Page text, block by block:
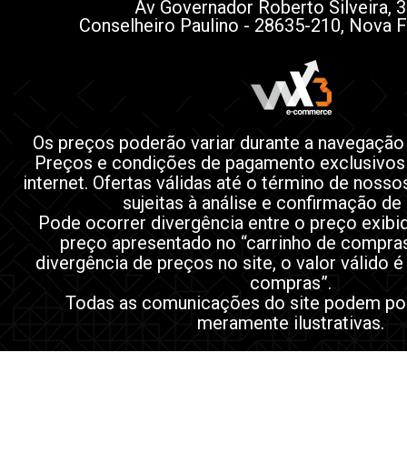
Av Governador Roberto Silveira,
Conselheiro Paulino - 28635-210, Nova
Os preços poderão variar durante a
Preços e condições de pagamento
internet. Ofertas válidas até o término de
sujeitas à análise e confirmação de
Pode ocorrer divergência entre o preço
preço apresentado no “carrinho de
divergência de preços no site, o valor válido é
compras”.
Todas as comunicações do site podem
meramente ilustrativas.